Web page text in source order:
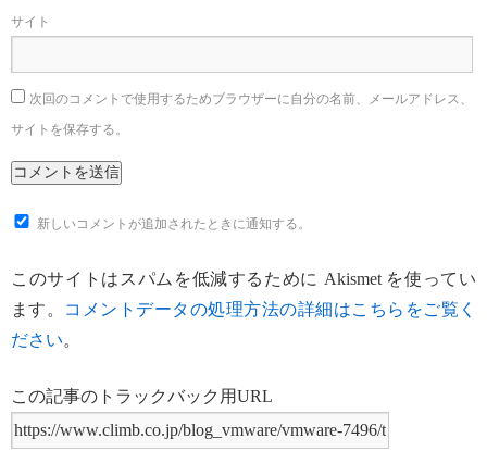
サイト
次回のコメントで使用するためブラウザーに自分の名前、メールアドレス、
サイトを保存する。
新しいコメントが追加されたときに通知する。
このサイトはスパムを低減するために Akismet を使ってい
ます。 コメントデータの処理方法の詳細はこちらをご覧く
ださい。
この記事のトラックバック用URL